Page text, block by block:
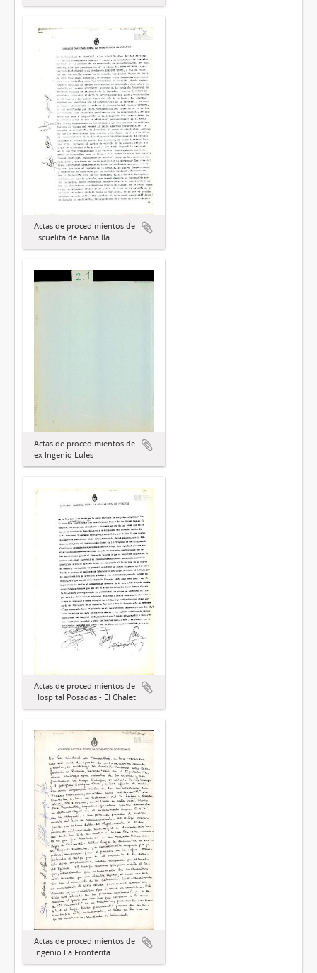
Actas de procedimientos de
Escuelita de Famaillá
Actas de procedimientos de
ex Ingenio Lules
Actas de procedimientos de
Hospital Posadas - El Chalet
Actas de procedimientos de
Ingenio La Fronterita